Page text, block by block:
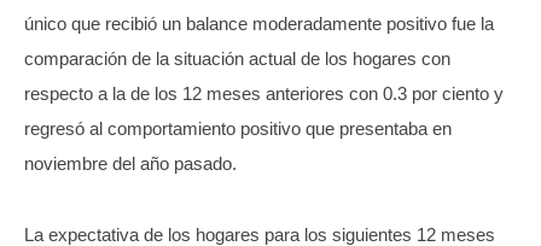
único que recibió un balance moderadamente positivo fue la
comparación de la situación actual de los hogares con
respecto a la de los 12 meses anteriores con 0.3 por ciento y
regresó al comportamiento positivo que presentaba en
noviembre del año pasado.
La expectativa de los hogares para los siguientes 12 meses